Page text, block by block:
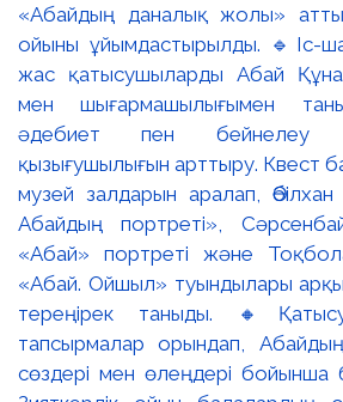
«Абайдың даналық жолы»
ойыны ұйымдастырылды. 🔹Іс-
жас қатысушыларды Абай
мен шығармашылығымен
әдебиет пен бейнелеу
қызығушылығын арттыру. Квест
музей залдарын аралап,
Абайдың портреті»,
«Абай» портреті және
«Абай. Ойшыл» туындылары
тереңірек таныды.
тапсырмалар орындап,
сөздері мен өлеңдері бойынша